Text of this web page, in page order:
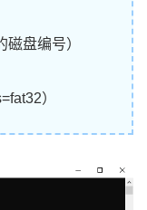
磁盘编号）
）